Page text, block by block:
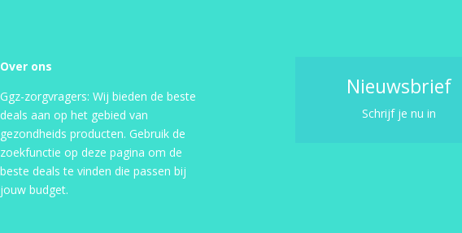
Over ons
Ggz-zorgvragers: Wij bieden de beste
deals aan op het gebied van
gezondheids producten. Gebruik de
zoekfunctie op deze pagina om de
beste deals te vinden die passen bij
jouw budget.
Nieuwsbrief
Schrijf je nu in